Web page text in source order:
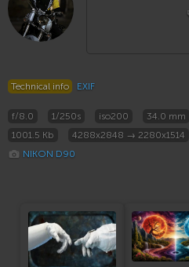
Technical info EXIF
f/8.0 1/250s iso200
34.0 mm
1001.5 Kb
4288x2848 → 2280x1514
NIKON D90